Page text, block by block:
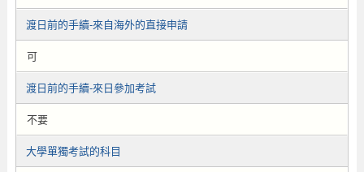
渡日前的手續-來自海外的直接申請
可
渡日前的手續-來日參加考試
不要
大學單獨考試的科目